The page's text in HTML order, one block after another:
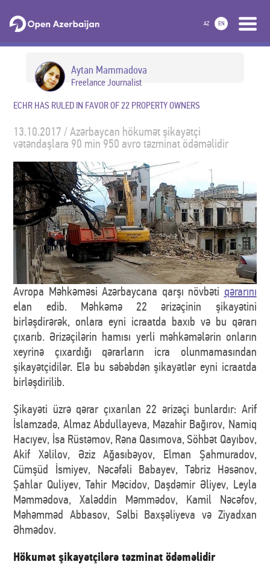
AZ EN
Aytan Mammadova
Freelance Journalist
ECHR HAS RULED IN FAVOR OF 22 PROPERTY OWNERS
13.10.2017 / Azərbaycan hökumət şikayətçi
vətəndaşlara 90 min 950 avro təzminat ödəməlidir
Avropa Məhkəməsi Azərbaycana qarşı növbəti qərarını
elan edib. Məhkəmə 22 ərizəçinin şikayətini
birləşdirərək, onlara eyni icraatda baxıb və bu qərarı
çıxarıb. Ərizəçilərin hamısı yerli məhkəmələrin onların
xeyrinə çıxardığı qərarların icra olunmamasından
şikayətçidilər. Elə bu səbəbdən şikayətlər eyni icraatda
birləşdirilib.
Şikayəti üzrə qərar çıxarılan 22 ərizəçi bunlardır: Arif
İslamzadə, Almaz Abdullayeva, Məzahir Bağırov, Namiq
Hacıyev, İsa Rüstəmov, Rəna Qasımova, Söhbət Qayıbov,
Akif Xəlilov, Əziz Ağasıbəyov, Elman Şahmuradov,
Cümşüd İsmiyev, Nəcəfəli Babayev, Təbriz Həsənov,
Şahlar Quliyev, Tahir Məcidov, Daşdəmir Əliyev, Leyla
Məmmədova, Xaləddin Məmmədov, Kamil Nəcəfov,
Məhəmməd Abbasov, Səlbi Baxşəliyeva və Ziyadxan
Əhmədov.
Hökumət şikayətçilərə təzminat ödəməlidir